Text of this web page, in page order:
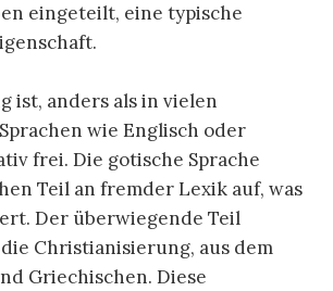
eingeteilt, eine typische
ist, anders als in vielen
wie Englisch oder
frei. Die gotische Sprache
Teil an fremder Lexik auf, was
Der überwiegende Teil
Christianisierung, aus dem
Griechischen. Diese